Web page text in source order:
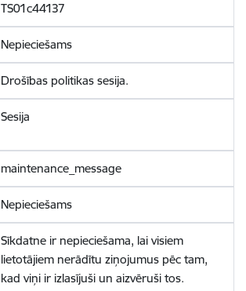
TS01c44137
Nepieciešams
Drošības politikas sesija.
Sesija
maintenance_message
Nepieciešams
Sīkdatne ir nepieciešama, lai visiem
lietotājiem nerādītu ziņojumus pēc tam,
kad viņi ir izlasījuši un aizvēruši tos.